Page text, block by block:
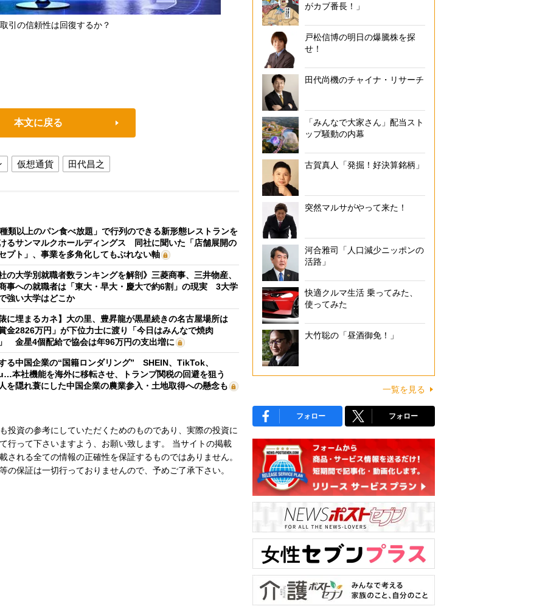
引の信頼性は回復するか？
本文に戻る
仮想通貨 田代昌之
類以上のパン食べ放題」で行列のできる新形態レストランを
るサンマルクホールディングス 同社に聞いた「店舗展開の
プト」、事業を多角化してもぶれない軸
の大学別就職者数ランキングを解剖》三菱商事、三井物産、
事への就職者は「東大・早大・慶大で約6割」の現実 3大学
強い大学はどこか
に埋まるカネ】大の里、豊昇龍が黒星続きの名古屋場所は
金2826万円」が下位力士に渡り「今日はみんなで焼肉
金星4個配給で協会は年96万円の支出増に
る中国企業の“国籍ロンダリング” SHEIN、TikTok、
本社機能を海外に移転させ、トランプ関税の回避を狙う
を隠れ蓑にした中国企業の農業参入・土地取得への懸念も
投資の参考にしていただくためのものであり、実際の投資に
行って下さいますよう、お願い致します。 当サイトの掲載
される全ての情報の正確性を保証するものではありません。
の保証は一切行っておりませんので、予めご了承下さい。
がカブ番長！」
戸松信博の明日の爆騰株を探
せ！
田代尚機のチャイナ・リサーチ
「みんなで大家さん」配当スト
ップ騒動の内幕
古賀真人「発掘！好決算銘柄」
突然マルサがやって来た！
河合雅司「人口減少ニッポンの
活路」
快適クルマ生活 乗ってみた、
使ってみた
大竹聡の「昼酒御免！」
一覧を見る
フォロー フォロー